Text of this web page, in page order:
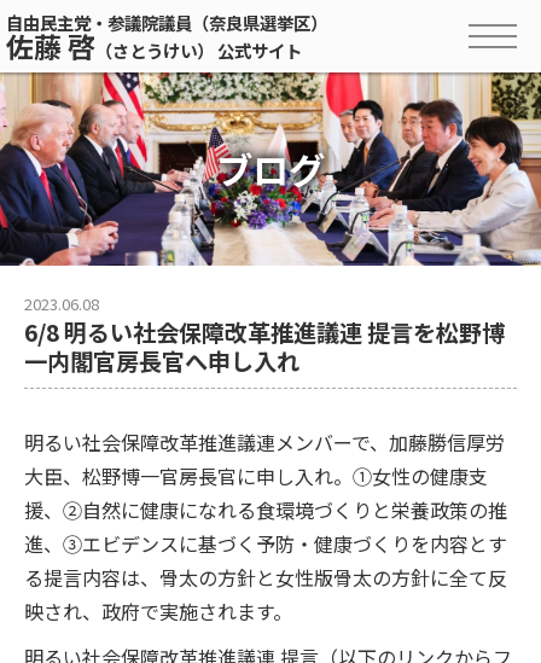
自由民主党・参議院議員（奈良県選挙区）
佐藤 啓 （さとうけい） 公式サイト
ブログ
2023.06.08
6/8 明るい社会保障改革推進議連 提言を松野博
一内閣官房長官へ申し入れ
明るい社会保障改革推進議連メンバーで、加藤勝信厚労
大臣、松野博一官房長官に申し入れ。①女性の健康支
援、②自然に健康になれる食環境づくりと栄養政策の推
進、③エビデンスに基づく予防・健康づくりを内容とす
る提言内容は、骨太の方針と女性版骨太の方針に全て反
映され、政府で実施されます。
明るい社会保障改革推進議連 提言（以下のリンクからフ